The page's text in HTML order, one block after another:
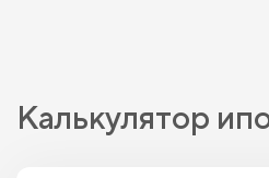
Калькулятор